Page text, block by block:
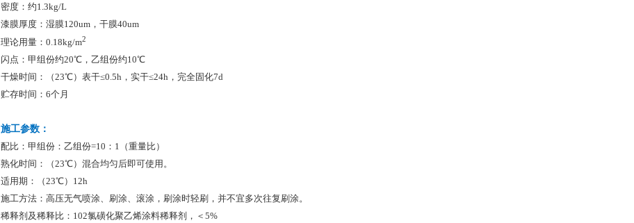
密度：约1.3kg/L
漆膜厚度：湿膜120um，干膜40um
理论用量：0.18kg/m2
闪点：甲组份约20℃，乙组份约10℃
干燥时间：（23℃）表干≤0.5h，实干≤24h，完全固化7d
贮存时间：6个月
施工参数：
配比：甲组份：乙组份=10：1（重量比）
熟化时间：（23℃）混合均匀后即可使用。
适用期：（23℃）12h
施工方法：高压无气喷涂、刷涂、滚涂，刷涂时轻刷，并不宜多次往复刷涂。
稀释剂及稀释比：102氯磺化聚乙烯涂料稀释剂，＜5%